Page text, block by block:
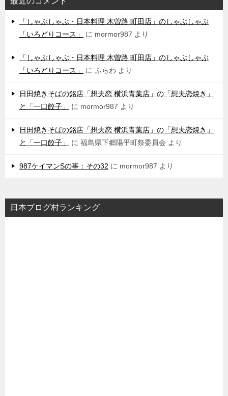
「しゃぶしゃぶ・日本料理 木曽路 町田店」のしゃぶしゃぶ
「いろどりコース」
に mormor987 より
「しゃぶしゃぶ・日本料理 木曽路 町田店」のしゃぶしゃぶ
「いろどりコース」
に ふらわ より
日田焼きそばの銘店「想夫恋 横浜青葉店」の「想夫恋焼き」
と「一口餃子」
に mormor987 より
日田焼きそばの銘店「想夫恋 横浜青葉店」の「想夫恋焼き」
と「一口餃子」
に 福島県下郷陽平町祭委員会 より
987ケイマンSの事：その32 に mormor987 より
日本ブログ村ランキング